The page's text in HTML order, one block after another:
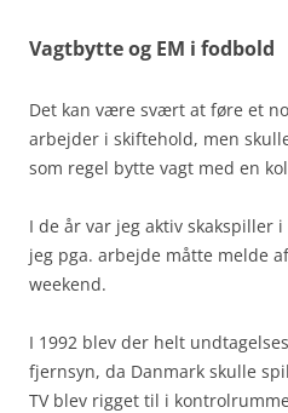
Vagtbytte og EM i fodbold
Det kan være svært at føre et
arbejder i skiftehold, men
som regel bytte vagt med en
I de år var jeg aktiv skakspiller
jeg pga. arbejde måtte melde
weekend.
I 1992 blev der helt
fjernsyn, da Danmark skulle
TV blev rigget til i